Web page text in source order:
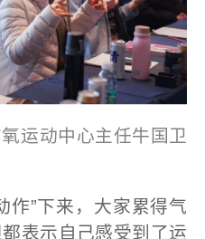
运动中心主任牛国卫
作”下来，大家累得气
表示自己感受到了运